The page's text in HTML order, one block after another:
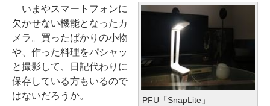
PFU「SnapLite」
いまやスマートフォンに
欠かせない機能となったカ
メラ。買ったばかりの小物
や、作った料理をパシャッ
と撮影して、日記代わりに
保存している方もいるので
はないだろうか。